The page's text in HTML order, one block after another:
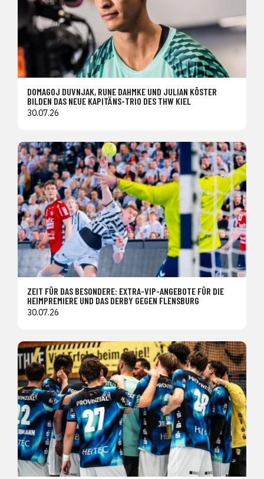
DOMAGOJ DUVNJAK, RUNE DAHMKE UND JULIAN KÖSTER
BILDEN DAS NEUE KAPITÄNS-TRIO DES THW KIEL
30.07.26
ZEIT FÜR DAS BESONDERE: EXTRA-VIP-ANGEBOTE FÜR DIE
HEIMPREMIERE UND DAS DERBY GEGEN FLENSBURG
30.07.26